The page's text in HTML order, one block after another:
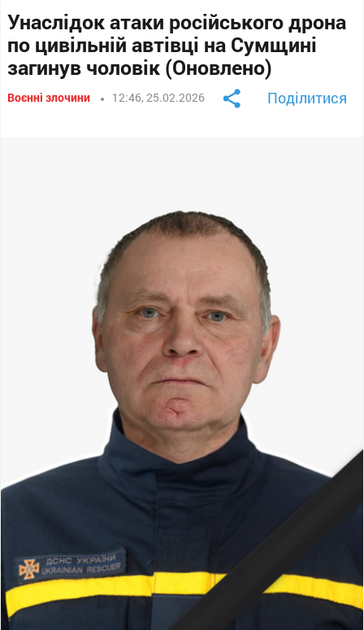
Унаслідок атаки російського дрона
по цивільній автівці на Сумщині
загинув чоловік (Оновлено)
Воєнні злочини 12:46, 25.02.2026 Поділитися